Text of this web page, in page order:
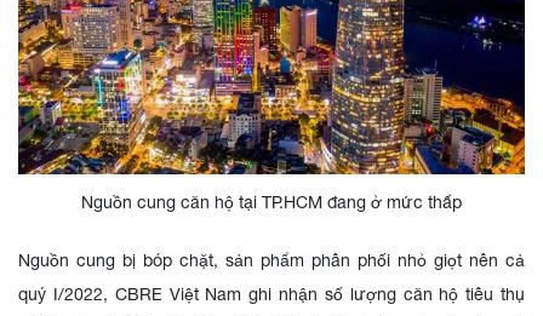
Nguồn cung căn hộ tại TP.HCM đang ở mức thấp
Nguồn cung bị bóp chặt, sản phẩm phân phối nhỏ giọt nên cả
quý I/2022, CBRE Việt Nam ghi nhận số lượng căn hộ tiêu thụ